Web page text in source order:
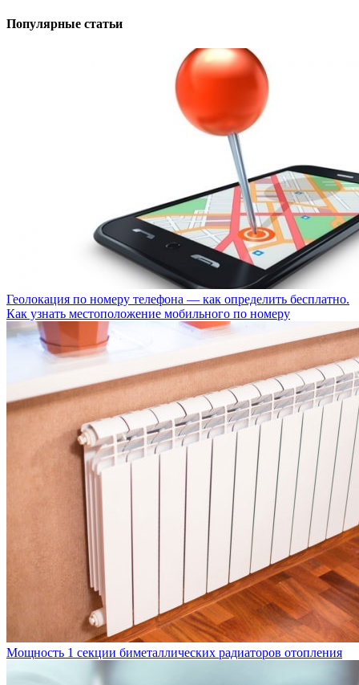
Популярные статьи
Геолокация по номеру телефона — как определить бесплатно.
Как узнать местоположение мобильного по номеру
Мощность 1 секции биметаллических радиаторов отопления